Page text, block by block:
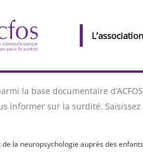
L’association
la base documentaire
informer sur la surdité.
la neuropsychologie auprès des